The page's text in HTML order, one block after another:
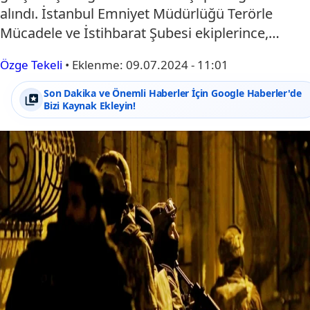
alındı. İstanbul Emniyet Müdürlüğü Terörle
Mücadele ve İstihbarat Şubesi ekiplerince,…
Özge Tekeli • Eklenme: 09.07.2024 - 11:01
Son Dakika ve Önemli Haberler İçin Google Haberler'de
Bizi Kaynak Ekleyin!